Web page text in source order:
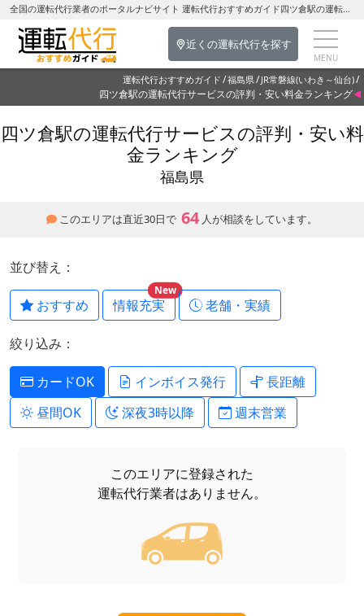
全国の運転代行業者のポータルナビサイト 運転代行おすすめガイド四ツ倉駅の運転代行を探す-福島県の運転代行
近くの運転代行を探す
運転代行おすすめガイド 福島県 JR常磐線(いわき～仙台)
四ツ倉駅の運転代行サービスの評判・安い料金ランキング
四ツ倉駅の運転代行サービスの評判・安い料
金ランキング
福島県
このエリアは直近30日で 64 人が相談をしています。
並び替え：
おすすめ 情報充実
New
老舗・実績
絞り込み：
カードOK インボイス発行
長距離
昼間OK
深夜3時以降 週末営業
このエリアに登録された
運転代行業者はありません。